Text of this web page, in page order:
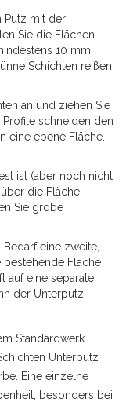
Putz mit der
Sie die Flächen
10 mm
Schichten reißen;
an und ziehen Sie
schneiden den
eine ebene Fläche.
ist (aber noch nicht
die Fläche.
Sie grobe
eine zweite,
bestehende Fläche
auf eine separate
der Unterputz
Standardwerk
Unterputz
Eine einzelne
besonders bei